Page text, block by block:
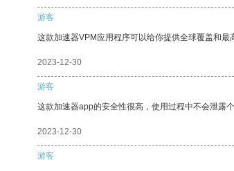
游客
这款加速器VPM应用程序可以给你提供全球覆盖和最
2023-12-30
游客
这款加速器app的安全性很高，使用过程中不会泄露
2023-12-30
游客